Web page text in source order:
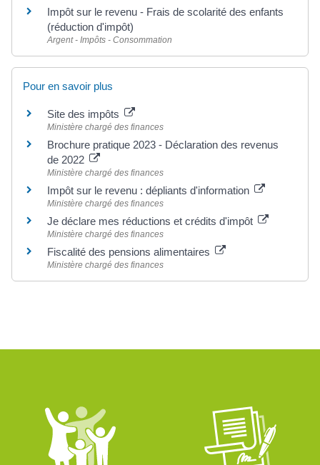
Impôt sur le revenu - Frais de scolarité des enfants
(réduction d'impôt)
Argent - Impôts - Consommation
Pour en savoir plus
Site des impôts
Ministère chargé des finances
Brochure pratique 2023 - Déclaration des revenus
de 2022
Ministère chargé des finances
Impôt sur le revenu : dépliants d'information
Ministère chargé des finances
Je déclare mes réductions et crédits d'impôt
Ministère chargé des finances
Fiscalité des pensions alimentaires
Ministère chargé des finances